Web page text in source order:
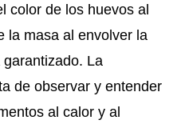
color de los huevos al
la masa al envolver la
La
de observar y entender
al calor y al